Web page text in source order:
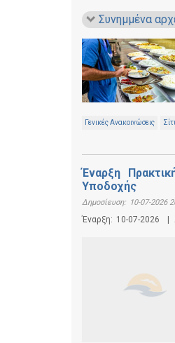
Συνημμένα
Γενικές Ανακοινώσεις
Έναρξη
Υποδοχής
Δημοσίευση: 10-07-2026
Έναρξη: 10-07-2026 |